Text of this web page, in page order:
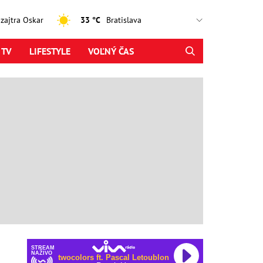
Oskar 33 °C
LIFESTYLE VOĽNÝ ČAS
STREAM
NAŽIVO
twocolors ft. Pascal Letoublon